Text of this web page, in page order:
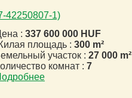
42250807-1)
: 337 600 000 HUF
площадь : 300 m²
участок : 27 000 m²
комнат : 7